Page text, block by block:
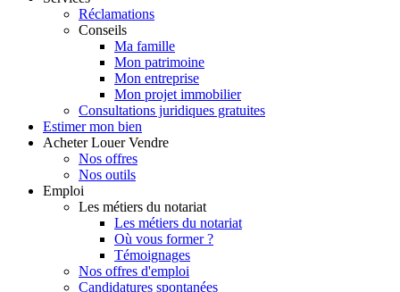
Réclamations
Conseils
Ma famille
Mon patrimoine
Mon entreprise
Mon projet immobilier
Consultations juridiques gratuites
Estimer mon bien
Acheter Louer Vendre
Nos offres
Nos outils
Emploi
Les métiers du notariat
Les métiers du notariat
Où vous former ?
Témoignages
Nos offres d'emploi
Candidatures spontanées